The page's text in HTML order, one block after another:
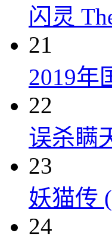
闪灵
21
2019年
22
误杀瞒
23
妖猫传
24